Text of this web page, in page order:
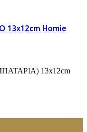
Homie
13x12cm